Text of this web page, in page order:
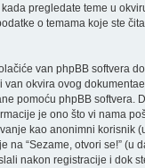
pregledate teme u
o temama koje ste
van phpBB softvera
van okvira ovog
pomoću phpBB softvera.
je ono što vi nama
kao anonimni korisnik
na “Sezame, otvori se!” (u
nakon registracije i dok